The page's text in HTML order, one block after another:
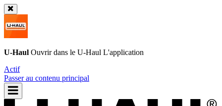
U-Haul Ouvrir dans le U-Haul L'application
Actif
Passer au contenu principal